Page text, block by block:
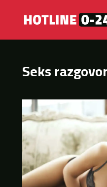
Seks razgovor